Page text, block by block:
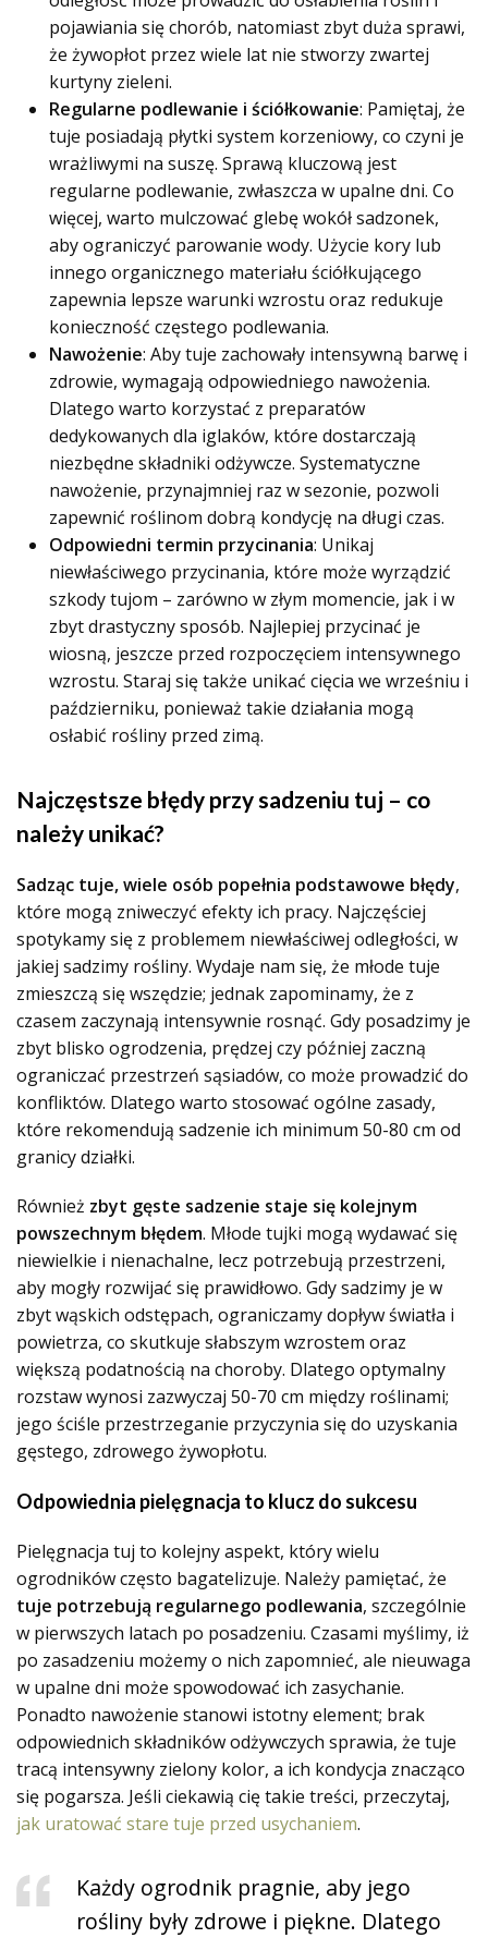
pojawiania się chorób, natomiast zbyt duża sprawi,
że żywopłot przez wiele lat nie stworzy zwartej
kurtyny zieleni.
Regularne podlewanie i ściółkowanie: Pamiętaj, że
tuje posiadają płytki system korzeniowy, co czyni je
wrażliwymi na suszę. Sprawą kluczową jest
regularne podlewanie, zwłaszcza w upalne dni. Co
więcej, warto mulczować glebę wokół sadzonek,
aby ograniczyć parowanie wody. Użycie kory lub
innego organicznego materiału ściółkującego
zapewnia lepsze warunki wzrostu oraz redukuje
konieczność częstego podlewania.
Nawożenie: Aby tuje zachowały intensywną barwę i
zdrowie, wymagają odpowiedniego nawożenia.
Dlatego warto korzystać z preparatów
dedykowanych dla iglaków, które dostarczają
niezbędne składniki odżywcze. Systematyczne
nawożenie, przynajmniej raz w sezonie, pozwoli
zapewnić roślinom dobrą kondycję na długi czas.
Odpowiedni termin przycinania: Unikaj
niewłaściwego przycinania, które może wyrządzić
szkody tujom – zarówno w złym momencie, jak i w
zbyt drastyczny sposób. Najlepiej przycinać je
wiosną, jeszcze przed rozpoczęciem intensywnego
wzrostu. Staraj się także unikać cięcia we wrześniu i
październiku, ponieważ takie działania mogą
osłabić rośliny przed zimą.
Najczęstsze błędy przy sadzeniu tuj – co
należy unikać?
Sadząc tuje, wiele osób popełnia podstawowe błędy,
które mogą zniweczyć efekty ich pracy. Najczęściej
spotykamy się z problemem niewłaściwej odległości, w
jakiej sadzimy rośliny. Wydaje nam się, że młode tuje
zmieszczą się wszędzie; jednak zapominamy, że z
czasem zaczynają intensywnie rosnąć. Gdy posadzimy je
zbyt blisko ogrodzenia, prędzej czy później zaczną
ograniczać przestrzeń sąsiadów, co może prowadzić do
konfliktów. Dlatego warto stosować ogólne zasady,
które rekomendują sadzenie ich minimum 50-80 cm od
granicy działki.
Również zbyt gęste sadzenie staje się kolejnym
powszechnym błędem. Młode tujki mogą wydawać się
niewielkie i nienachalne, lecz potrzebują przestrzeni,
aby mogły rozwijać się prawidłowo. Gdy sadzimy je w
zbyt wąskich odstępach, ograniczamy dopływ światła i
powietrza, co skutkuje słabszym wzrostem oraz
większą podatnością na choroby. Dlatego optymalny
rozstaw wynosi zazwyczaj 50-70 cm między roślinami;
jego ściśle przestrzeganie przyczynia się do uzyskania
gęstego, zdrowego żywopłotu.
Odpowiednia pielęgnacja to klucz do sukcesu
Pielęgnacja tuj to kolejny aspekt, który wielu
ogrodników często bagatelizuje. Należy pamiętać, że
tuje potrzebują regularnego podlewania, szczególnie
w pierwszych latach po posadzeniu. Czasami myślimy, iż
po zasadzeniu możemy o nich zapomnieć, ale nieuwaga
w upalne dni może spowodować ich zasychanie.
Ponadto nawożenie stanowi istotny element; brak
odpowiednich składników odżywczych sprawia, że tuje
tracą intensywny zielony kolor, a ich kondycja znacząco
się pogarsza. Jeśli ciekawią cię takie treści, przeczytaj,
jak uratować stare tuje przed usychaniem.
Każdy ogrodnik pragnie, aby jego
rośliny były zdrowe i piękne. Dlatego